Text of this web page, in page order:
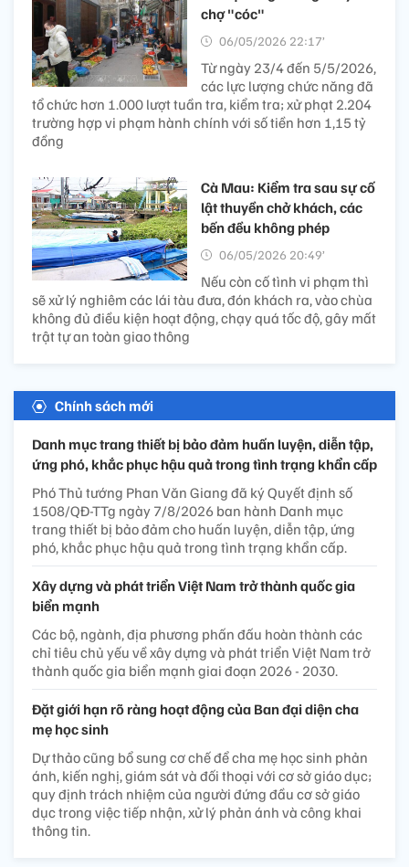
chợ "cóc"
06/05/2026 22:17’
Từ ngày 23/4 đến 5/5/2026,
các lực lượng chức năng đã
tổ chức hơn 1.000 lượt tuần tra, kiểm tra; xử phạt 2.204
trường hợp vi phạm hành chính với số tiền hơn 1,15 tỷ
đồng
Cà Mau: Kiểm tra sau sự cố
lật thuyền chở khách, các
bến đều không phép
06/05/2026 20:49’
Nếu còn cố tình vi phạm thì
sẽ xử lý nghiêm các lái tàu đưa, đón khách ra, vào chùa
không đủ điều kiện hoạt động, chạy quá tốc độ, gây mất
trật tự an toàn giao thông
Chính sách mới
Danh mục trang thiết bị bảo đảm huấn luyện, diễn tập,
ứng phó, khắc phục hậu quả trong tình trạng khẩn cấp
Phó Thủ tướng Phan Văn Giang đã ký Quyết định số
1508/QĐ-TTg ngày 7/8/2026 ban hành Danh mục
trang thiết bị bảo đảm cho huấn luyện, diễn tập, ứng
phó, khắc phục hậu quả trong tình trạng khẩn cấp.
Xây dựng và phát triển Việt Nam trở thành quốc gia
biển mạnh
Các bộ, ngành, địa phương phấn đấu hoàn thành các
chỉ tiêu chủ yếu về xây dựng và phát triển Việt Nam trở
thành quốc gia biển mạnh giai đoạn 2026 - 2030.
Đặt giới hạn rõ ràng hoạt động của Ban đại diện cha
mẹ học sinh
Dự thảo cũng bổ sung cơ chế để cha mẹ học sinh phản
ánh, kiến nghị, giám sát và đối thoại với cơ sở giáo dục;
quy định trách nhiệm của người đứng đầu cơ sở giáo
dục trong việc tiếp nhận, xử lý phản ánh và công khai
thông tin.